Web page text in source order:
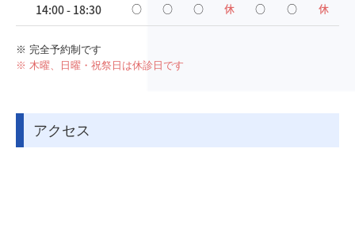
14:00 - 18:30 ○ ○ ○ 休 ○ ○ 休
※ 完全予約制です
※ 木曜、日曜・祝祭日は休診日です
アクセス